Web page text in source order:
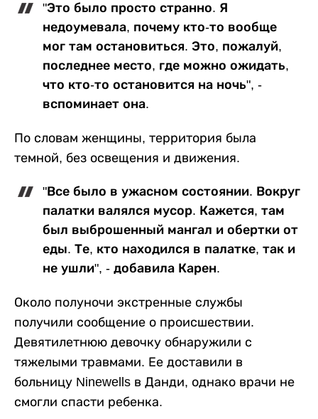
"Это было просто странно. Я
недоумевала, почему кто-то вообще
мог там остановиться. Это, пожалуй,
последнее место, где можно ожидать,
что кто-то остановится на ночь", -
вспоминает она.
По словам женщины, территория была
темной, без освещения и движения.
"Все было в ужасном состоянии. Вокруг
палатки валялся мусор. Кажется, там
был выброшенный мангал и обертки от
еды. Те, кто находился в палатке, так и
не ушли", - добавила Карен.
Около полуночи экстренные службы
получили сообщение о происшествии.
Девятилетнюю девочку обнаружили с
тяжелыми травмами. Ее доставили в
больницу Ninewells в Данди, однако врачи не
смогли спасти ребенка.